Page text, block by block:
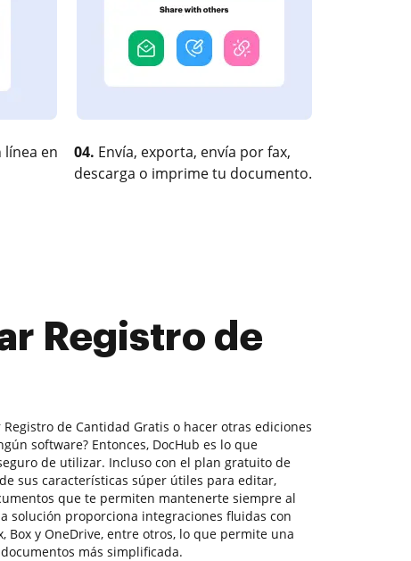
en
04. Envía, exporta, envía por fax,
descarga o imprime tu documento.
Registro de
de Cantidad Gratis o hacer otras ediciones
software? Entonces, DocHub es lo que
de utilizar. Incluso con el plan gratuito de
sus características súper útiles para editar,
que te permiten mantenerte siempre al
solución proporciona integraciones fluidas con
Box y OneDrive, entre otros, lo que permite una
más simplificada.